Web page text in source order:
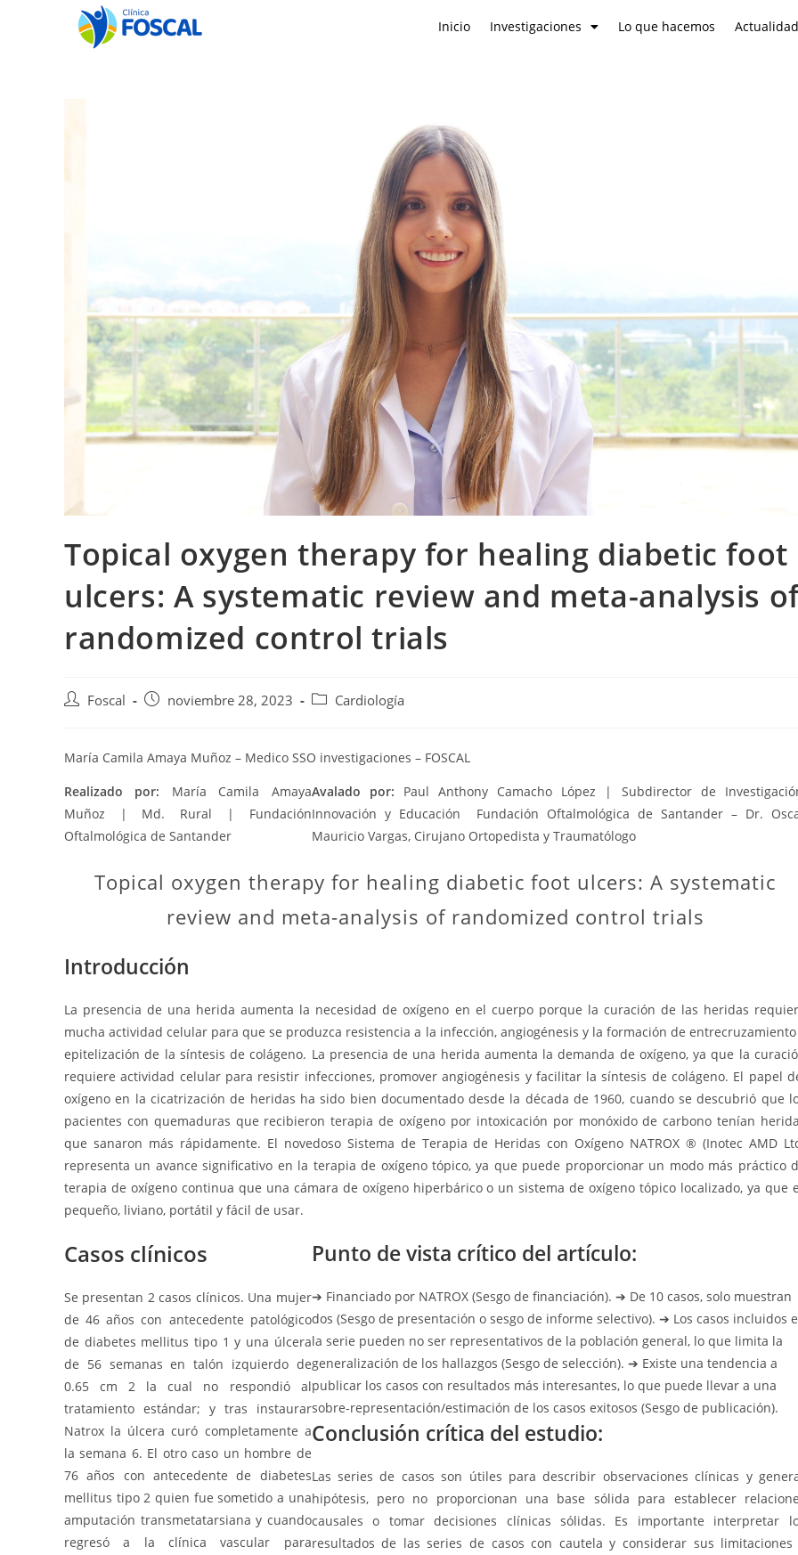
Inicio Investigaciones Lo que hacemos Actualidad
Topical oxygen therapy for healing diabetic foot
ulcers: A systematic review and meta-analysis
randomized control trials
Foscal noviembre 28, 2023 Cardiología
María Camila Amaya Muñoz – Medico SSO investigaciones – FOSCAL
Realizado por: María Camila Amaya
Muñoz | Md. Rural | Fundación
Oftalmológica de Santander
Avalado por: Paul Anthony Camacho López | Subdirector de
Innovación y Educación Fundación Oftalmológica de Santander – Dr.
Mauricio Vargas, Cirujano Ortopedista y Traumatólogo
Topical oxygen therapy for healing diabetic foot ulcers: A systematic
review and meta-analysis of randomized control trials
Introducción
La presencia de una herida aumenta la necesidad de oxígeno en el cuerpo porque la curación de las heridas
mucha actividad celular para que se produzca resistencia a la infección, angiogénesis y la formación de
epitelización de la síntesis de colágeno. La presencia de una herida aumenta la demanda de oxígeno, ya que la
requiere actividad celular para resistir infecciones, promover angiogénesis y facilitar la síntesis de colágeno. El papel
oxígeno en la cicatrización de heridas ha sido bien documentado desde la década de 1960, cuando se descubrió que
pacientes con quemaduras que recibieron terapia de oxígeno por intoxicación por monóxido de carbono tenían
que sanaron más rápidamente. El novedoso Sistema de Terapia de Heridas con Oxígeno NATROX ® (Inotec AMD
representa un avance significativo en la terapia de oxígeno tópico, ya que puede proporcionar un modo más práctico
terapia de oxígeno continua que una cámara de oxígeno hiperbárico o un sistema de oxígeno tópico localizado, ya que
pequeño, liviano, portátil y fácil de usar.
Casos clínicos
Se presentan 2 casos clínicos. Una mujer
de 46 años con antecedente patológico
de diabetes mellitus tipo 1 y una úlcera
de 56 semanas en talón izquierdo de
0.65 cm 2 la cual no respondió al
tratamiento estándar; y tras instaurar
Natrox la úlcera curó completamente a
la semana 6. El otro caso un hombre de
76 años con antecedente de diabetes
mellitus tipo 2 quien fue sometido a una
amputación transmetatarsiana y cuando
regresó a la clínica vascular para
Punto de vista crítico del artículo:
➔ Financiado por NATROX (Sesgo de financiación). ➔ De 10 casos, solo muestran
dos (Sesgo de presentación o sesgo de informe selectivo). ➔ Los casos incluidos
la serie pueden no ser representativos de la población general, lo que limita la
generalización de los hallazgos (Sesgo de selección). ➔ Existe una tendencia a
publicar los casos con resultados más interesantes, lo que puede llevar a una
sobre-representación/estimación de los casos exitosos (Sesgo de publicación).
Conclusión crítica del estudio:
Las series de casos son útiles para describir observaciones clínicas y
hipótesis, pero no proporcionan una base sólida para establecer
causales o tomar decisiones clínicas sólidas. Es importante interpretar
resultados de las series de casos con cautela y considerar sus limitaciones